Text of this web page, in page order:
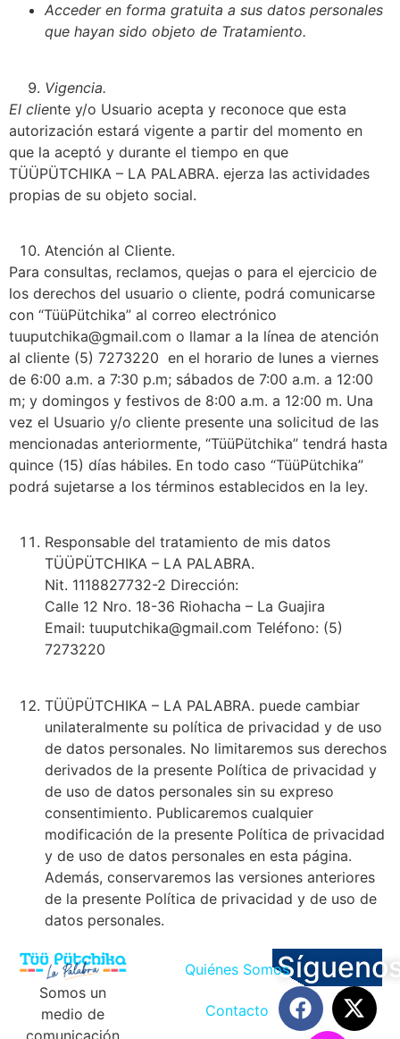
Acceder en forma gratuita a sus datos personales
que hayan sido objeto de Tratamiento.
Vigencia.
El cliente y/o Usuario acepta y reconoce que esta
autorización estará vigente a partir del momento en
que la aceptó y durante el tiempo en que
TÜÜPÜTCHIKA – LA PALABRA. ejerza las actividades
propias de su objeto social.
Atención al Cliente.
Para consultas, reclamos, quejas o para el ejercicio de
los derechos del usuario o cliente, podrá comunicarse
con “TüüPütchika” al correo electrónico
tuuputchika@gmail.com o llamar a la línea de atención
al cliente (5) 7273220 en el horario de lunes a viernes
de 6:00 a.m. a 7:30 p.m; sábados de 7:00 a.m. a 12:00
m; y domingos y festivos de 8:00 a.m. a 12:00 m. Una
vez el Usuario y/o cliente presente una solicitud de las
mencionadas anteriormente, “TüüPütchika” tendrá hasta
quince (15) días hábiles. En todo caso “TüüPütchika”
podrá sujetarse a los términos establecidos en la ley.
Responsable del tratamiento de mis datos
TÜÜPÜTCHIKA – LA PALABRA.
Nit. 1118827732-2 Dirección:
Calle 12 Nro. 18-36 Riohacha – La Guajira
Email: tuuputchika@gmail.com Teléfono: (5)
7273220
TÜÜPÜTCHIKA – LA PALABRA. puede cambiar
unilateralmente su política de privacidad y de uso
de datos personales. No limitaremos sus derechos
derivados de la presente Política de privacidad y
de uso de datos personales sin su expreso
consentimiento. Publicaremos cualquier
modificación de la presente Política de privacidad
y de uso de datos personales en esta página.
Además, conservaremos las versiones anteriores
de la presente Política de privacidad y de uso de
datos personales.
Somos un
medio de
comunicación
Quiénes Somos
Contacto